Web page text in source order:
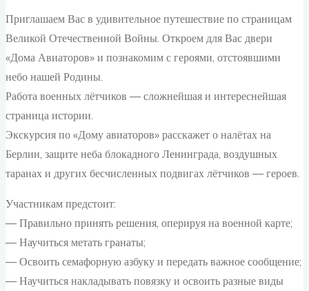
Приглашаем Вас в удивительное путешествие по страницам
Великой Отечественной Войны. Откроем для Вас двери
«Дома Авиаторов» и познакомим с героями, отстоявшими
небо нашей Родины.
Работа военных лётчиков — сложнейшая и интереснейшая
страница истории.
Экскурсия по «Дому авиаторов» расскажет о налётах на
Берлин, защите неба блокадного Ленинграда, воздушных
таранах и других бесчисленных подвигах лётчиков — героев.
Участникам предстоит:
— Правильно принять решения, оперируя на военной карте;
— Научиться метать гранаты;
— Освоить семафорную азбуку и передать важное сообщение;
— Научиться накладывать повязку и освоить разные виды